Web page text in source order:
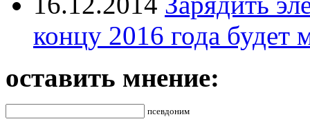
концу 2016 года
оставить мнение:
псевдоним